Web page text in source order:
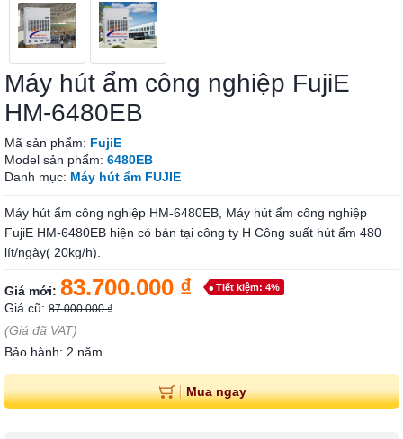
Máy hút ẩm công nghiệp FujiE
HM-6480EB
Mã sản phẩm: FujiE
Model sản phẩm: 6480EB
Danh mục: Máy hút ẩm FUJIE
Máy hút ẩm công nghiệp HM-6480EB, Máy hút ẩm công nghiệp
FujiE HM-6480EB hiện có bán tại công ty H Công suất hút ẩm 480
lít/ngày( 20kg/h).
Giá mới: 83.700.000 ₫ Tiết kiệm: 4%
Giá cũ: 87.000.000 ₫
(Giá đã VAT)
Bảo hành: 2 năm
Mua ngay